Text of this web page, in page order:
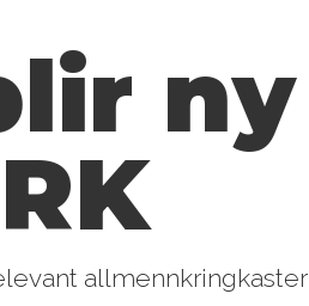
ny
allmennkringkaster